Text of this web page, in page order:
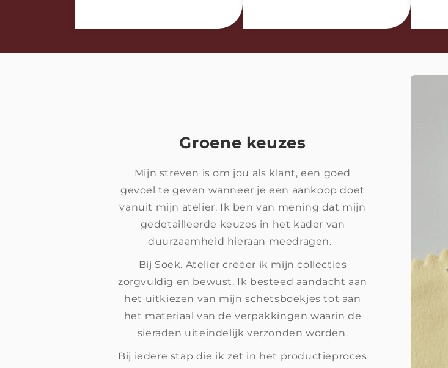
Groene keuzes
Mijn streven is om jou als klant, een goed
gevoel te geven wanneer je een aankoop doet
vanuit mijn atelier. Ik ben van mening dat mijn
gedetailleerde keuzes in het kader van
duurzaamheid hieraan meedragen.
Bij Soek. Atelier creëer ik mijn collecties
zorgvuldig en bewust. Ik besteed aandacht aan
het uitkiezen van mijn schetsboekjes tot aan
het materiaal van de verpakkingen waarin de
sieraden uiteindelijk verzonden worden.
Bij iedere stap die ik zet in het productieproces